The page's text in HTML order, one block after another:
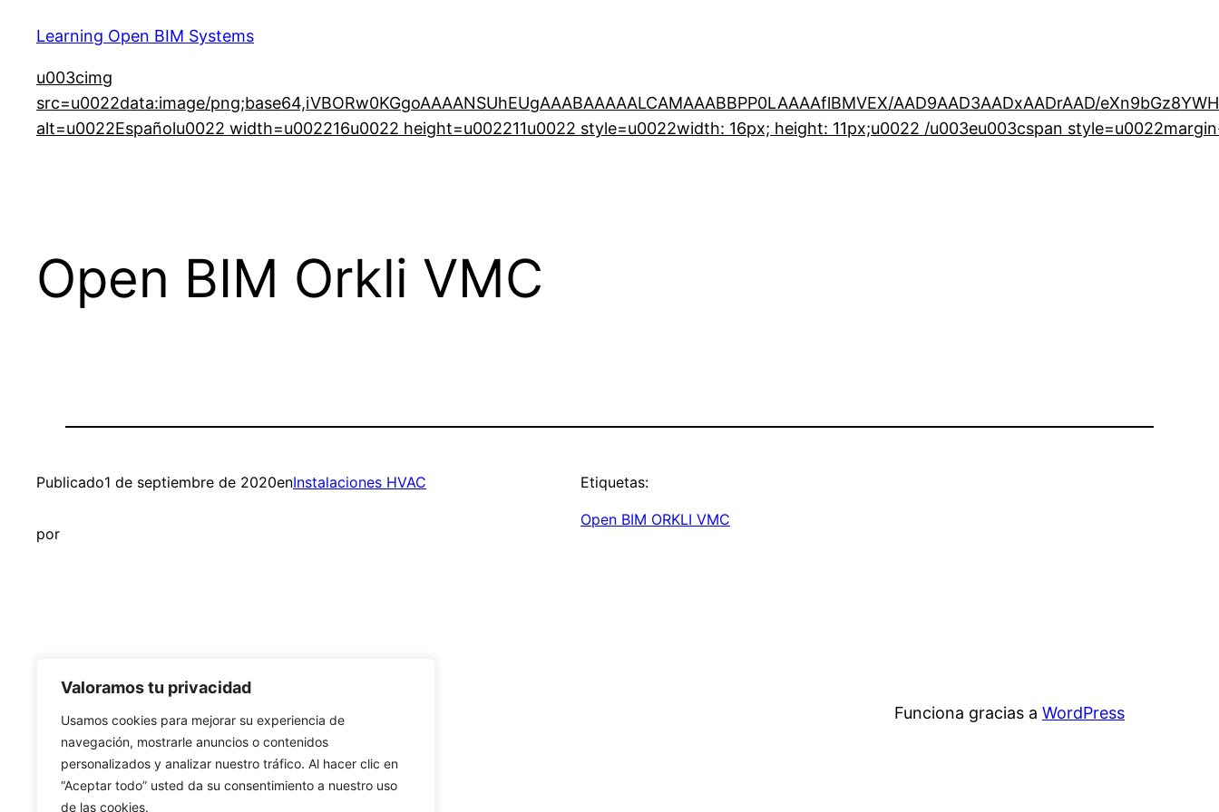
Valoramos tu privacidad
Usamos cookies para mejorar su experiencia de
navegación, mostrarle anuncios o contenidos
personalizados y analizar nuestro tráfico. Al hacer clic en
“Aceptar todo” usted da su consentimiento a nuestro uso
de las cookies.
Learning Open BIM Systems
u003cimg
src=u0022data:image/png;base64,iVBORw0KGgoAAAANSUhEUgAAABAAAAALCAMAAABBPP0LAAAAflBMVEX/AAD9AAD3AADxAADrAAD/
alt=u0022Españolu0022 width=u002216u0022 height=u002211u0022 style=u0022width: 16px; height: 11px;u0022 /u003eu003cspan
Open BIM Orkli VMC
Publicado1 de septiembre de 2020enInstalaciones HVAC
por
Etiquetas:
Open BIM ORKLI VMC
Learning Open BIM Systems Funciona gracias a WordPress